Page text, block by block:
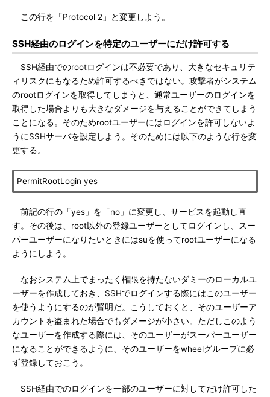
この行を「Protocol 2」と変更しよう。
SSH経由のログインを特定のユーザーにだけ許可する
SSH経由でのrootログインは不必要であり、大きなセキュリテ
ィリスクにもなるため許可するべきではない。攻撃者がシステム
のrootログインを取得してしまうと、通常ユーザーのログインを
取得した場合よりも大きなダメージを与えることができてしまう
ことになる。そのためrootユーザーにはログインを許可しないよ
うにSSHサーバを設定しよう。そのためには以下のような行を変
更する。
PermitRootLogin yes
前記の行の「yes」を「no」に変更し、サービスを起動し直
す。その後は、root以外の登録ユーザーとしてログインし、スー
パーユーザーになりたいときにはsuを使ってrootユーザーになる
ようにしよう。
なおシステム上でまったく権限を持たないダミーのローカルユ
ーザーを作成しておき、SSHでログインする際にはこのユーザー
を使うようにするのが賢明だ。こうしておくと、そのユーザーア
カウントを盗まれた場合でもダメージが小さい。ただしこのよう
なユーザーを作成する際には、そのユーザーがスーパーユーザー
になることができるように、そのユーザーをwheelグループに必
ず登録しておこう。
SSH経由でのログインを一部のユーザーに対してだけ許可した